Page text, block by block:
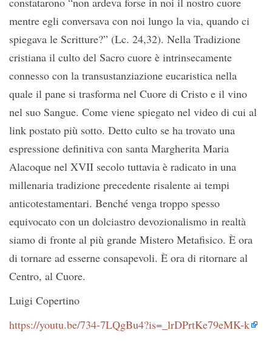
mentre egli conversava con noi lungo la via, quando ci
spiegava le Scritture?” (Lc. 24,32). Nella Tradizione
cristiana il culto del Sacro cuore è intrinsecamente
connesso con la transustanziazione eucaristica nella
quale il pane si trasforma nel Cuore di Cristo e il vino
nel suo Sangue. Come viene spiegato nel video di cui al
link postato più sotto. Detto culto se ha trovato una
espressione definitiva con santa Margherita Maria
Alacoque nel XVII secolo tuttavia è radicato in una
millenaria tradizione precedente risalente ai tempi
anticotestamentari. Benché venga troppo spesso
equivocato con un dolciastro devozionalismo in realtà
siamo di fronte al più grande Mistero Metafisico. È ora
di tornare ad esserne consapevoli. È ora di ritornare al
Centro, al Cuore.
Luigi Copertino
https://youtu.be/734-7LQgBu4?is=_lrDPrtKe79eMK-k